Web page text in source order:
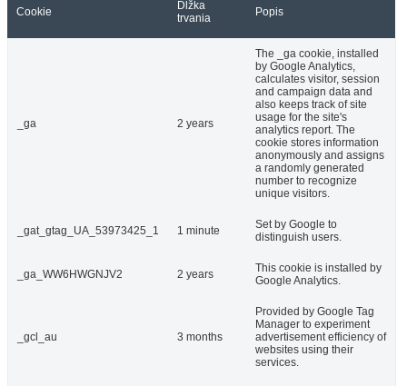
Cookie
Dĺžka
trvania
Popis
_ga 2 years
The _ga cookie, installed
by Google Analytics,
calculates visitor, session
and campaign data and
also keeps track of site
usage for the site's
analytics report. The
cookie stores information
anonymously and assigns
a randomly generated
number to recognize
unique visitors.
_gat_gtag_UA_53973425_1 1 minute
Set by Google to
distinguish users.
_ga_WW6HWGNJV2 2 years
This cookie is installed by
Google Analytics.
_gcl_au 3 months
Provided by Google Tag
Manager to experiment
advertisement efficiency of
websites using their
services.